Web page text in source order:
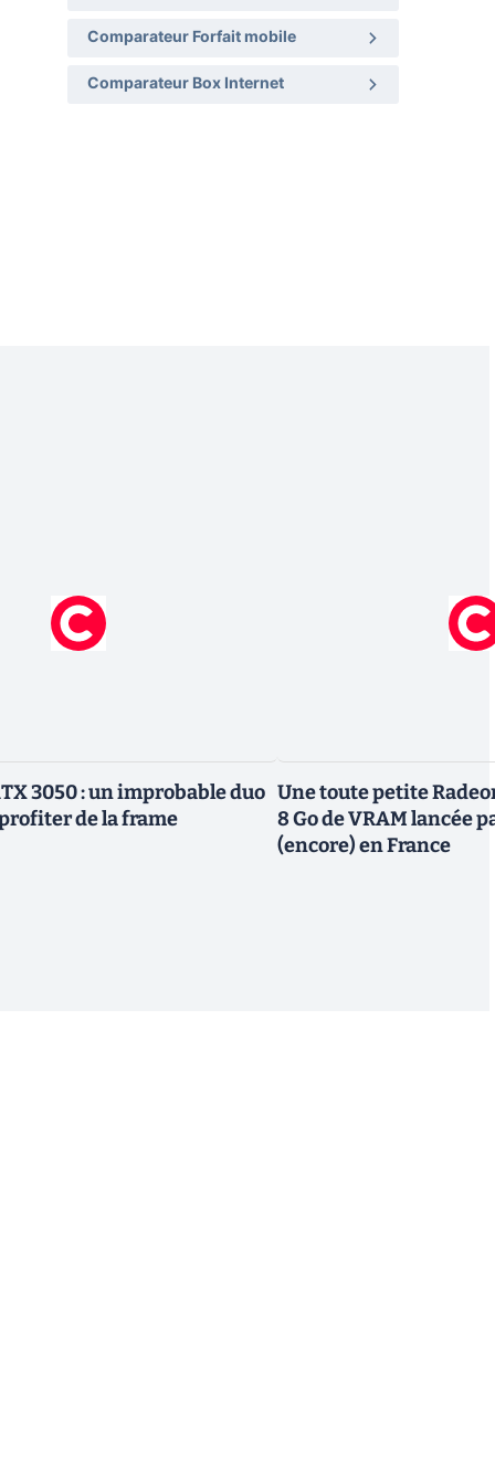
Comparateur Forfait mobile
Comparateur Box Internet
3050 : un improbable duo
de la frame
Une toute petite
8 Go de VRAM lancée
(encore) en France